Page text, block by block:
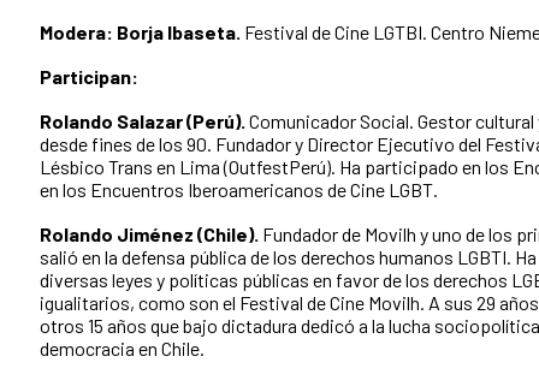
Modera: Borja Ibaseta. Festival de Cine LGTBI. Centro
Participan:
Rolando Salazar (Perú). Comunicador Social. Gestor
desde fines de los 90. Fundador y Director Ejecutivo del
Lésbico Trans en Lima (OutfestPerú). Ha participado en los
en los Encuentros Iberoamericanos de Cine LGBT.
Rolando Jiménez (Chile). Fundador de Movilh y uno de los
salió en la defensa pública de los derechos humanos LGBTI.
diversas leyes y políticas públicas en favor de los derechos
igualitarios, como son el Festival de Cine Movilh. A sus 29
otros 15 años que bajo dictadura dedicó a la lucha
democracia en Chile.